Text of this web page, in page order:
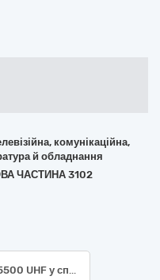
комунікаційна,
й обладнання
ЧАСТИНА 3102
Ретранслятор MOTOROLA SLR 5500 UHF у спеціальному виконанні